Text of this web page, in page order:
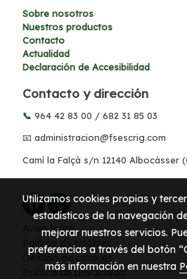
Sobre nosotros
Nuestros productos
Contacto
Actualidad
Declaración de Accesibilidad
Contacto y dirección
📞 964 42 83 00 / 682 31 85 03
📧 administracion@fsescrig.com
Camí la Falçà s/n 12140 Albocàsser
Aviso legal
Política de cookies
Gestión de cookies
Política de privacidad
Utilizamos cookies propias y
estadísticos de la navegación
mejorar nuestros servicios.
preferencias a través del botón
más información en nuestra